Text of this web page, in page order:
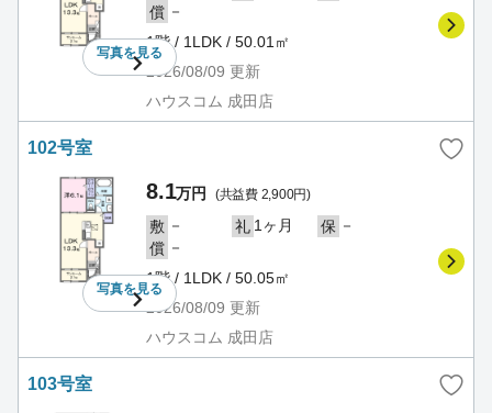
写真を見る
償 －
1階 / 1LDK / 50.01㎡
2026/08/09 更新
ハウスコム 成田店
102号室
写真を見る
8.1万円 (共益費 2,900円)
敷 － 礼 1ヶ月 保 －
償 －
1階 / 1LDK / 50.05㎡
2026/08/09 更新
ハウスコム 成田店
103号室